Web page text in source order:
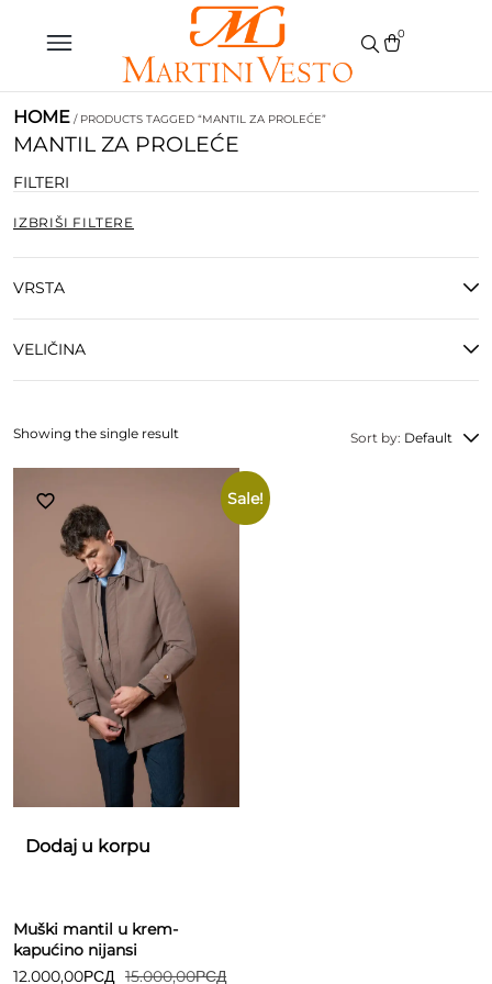
0
HOME / PRODUCTS TAGGED “MANTIL ZA PROLEĆE”
MANTIL ZA PROLEĆE
FILTERI
IZBRIŠI FILTERE
VRSTA
VELIČINA
Sort by: Default
Sale!
Dodaj u korpu
Muški mantil u krem-
kapućino nijansi
15.000,00РСД
12.000,00РСД
Showing the single result